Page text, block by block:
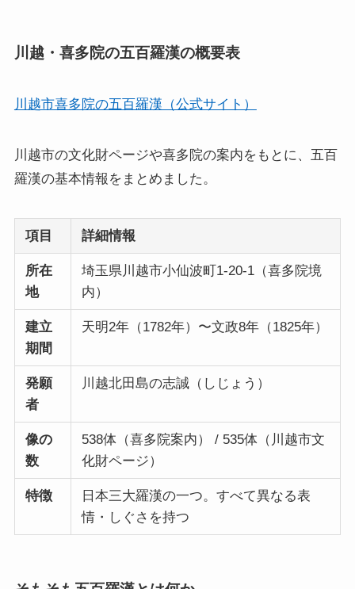
川越・喜多院の五百羅漢の概要表
川越市喜多院の五百羅漢（公式サイト）
川越市の文化財ページや喜多院の案内をもとに、五百
羅漢の基本情報をまとめました。
項目 詳細情報
所在
地
埼玉県川越市小仙波町1-20-1（喜多院境
内）
建立
期間
天明2年（1782年）〜文政8年（1825年）
発願
者
川越北田島の志誠（しじょう）
像の
数
538体（喜多院案内） / 535体（川越市文
化財ページ）
特徴
日本三大羅漢の一つ。すべて異なる表
情・しぐさを持つ